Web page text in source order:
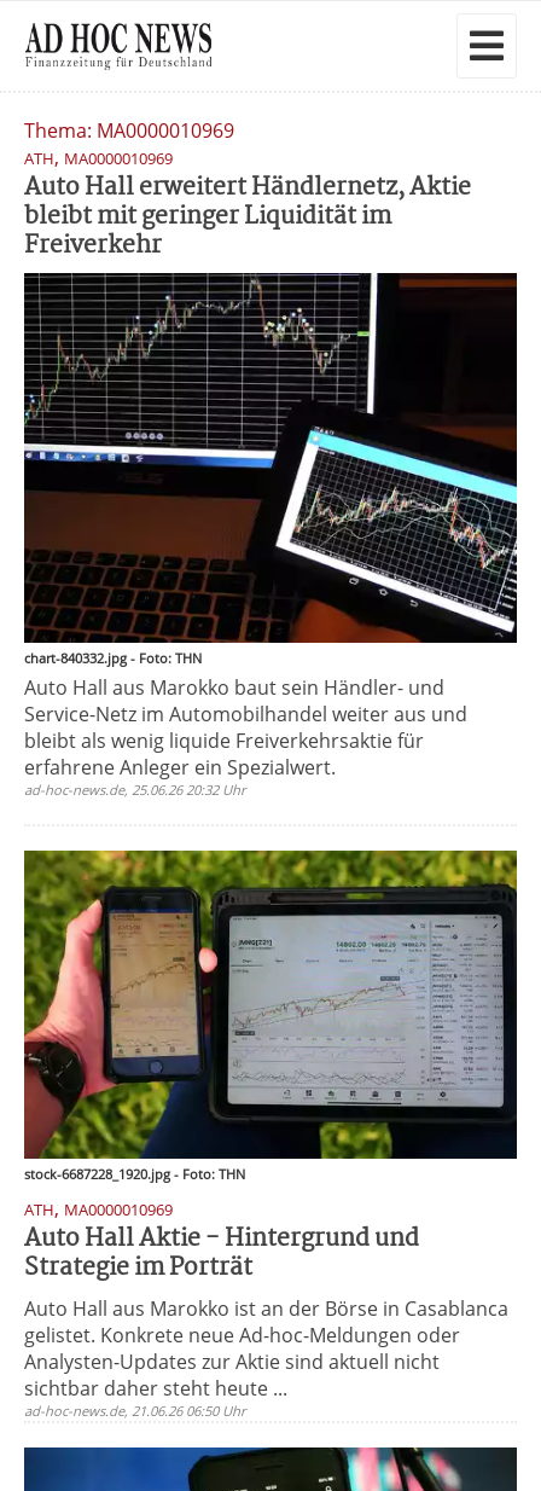
Thema: MA0000010969
ATH, MA0000010969
Auto Hall erweitert Händlernetz, Aktie
bleibt mit geringer Liquidität im
Freiverkehr
chart-840332.jpg - Foto: THN
Auto Hall aus Marokko baut sein Händler- und
Service-Netz im Automobilhandel weiter aus und
bleibt als wenig liquide Freiverkehrsaktie für
erfahrene Anleger ein Spezialwert.
ad-hoc-news.de, 25.06.26 20:32 Uhr
stock-6687228_1920.jpg - Foto: THN
ATH, MA0000010969
Auto Hall Aktie - Hintergrund und
Strategie im Porträt
Auto Hall aus Marokko ist an der Börse in Casablanca
gelistet. Konkrete neue Ad-hoc-Meldungen oder
Analysten-Updates zur Aktie sind aktuell nicht
sichtbar daher steht heute ...
ad-hoc-news.de, 21.06.26 06:50 Uhr